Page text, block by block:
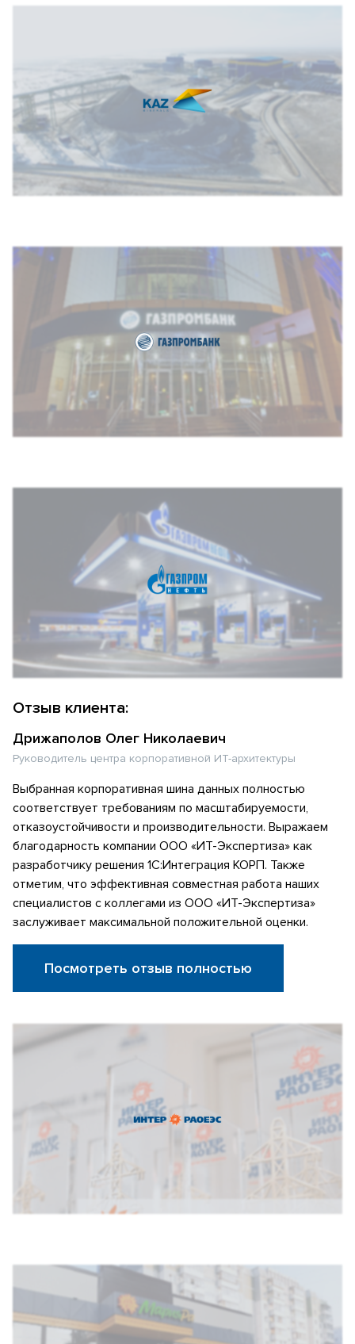
Отзыв клиента:
Дрижаполов Олег Николаевич
Руководитель центра корпоративной ИТ-архитектуры
Выбранная корпоративная шина данных полностью
соответствует требованиям по масштабируемости,
отказоустойчивости и производительности. Выражаем
благодарность компании ООО «ИТ-Экспертиза» как
разработчику решения 1С:Интеграция КОРП. Также
отметим, что эффективная совместная работа наших
специалистов с коллегами из ООО «ИТ-Экспертиза»
заслуживает максимальной положительной оценки.
Посмотреть отзыв полностью